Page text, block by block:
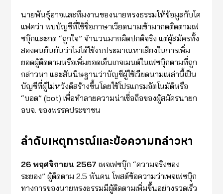
นายพันธุ์อาจและทีมงานของนายทรงธรรมให้ข้อมูลกับโค
แฟคว่า พบบัญชีที่ใช้ชื่อภาษาเวียดนามเข้ามากดติดตามเฟ
ซบุ๊กและกด “ถูกใจ” จำนวนมากผิดปกติจริง แต่ผู้สมัครทั้ง
สองคนยืนยันว่าไม่ได้ใช้งบประมาณหาเสียงในการเพิ่ม
ยอดผู้ติดตามหรือเพิ่มยอดเอ็นเกจเมนต์ในเฟซบุ๊กตามที่ถูก
กล่าวหา และสันนิษฐานว่าบัญชีผู้ใช้เวียดนามเหล่านี้เป็น
บัญชีที่ผู้ไม่หวังดีสร้างขึ้นโดยใช้โปรแกรมอัตโนมัติหรือ
“บอต” (bot) เพื่อทำลายความน่าเชื่อถือของผู้สมัครนายก
อบจ. ของพรรคประชาชน
ลำดับเหตุการณ์และข้อความกล่าวหา
26 พฤศจิกายน 2567 เพจเฟซบุ๊ก “ความจริงของ
ระยอง” ผู้ติดตาม 2.5 พันคน โพสต์ข้อความว่าเพจเฟซบุ๊ก
ทางการของนายทรงธรรมมีผู้ติดตามเพิ่มขึ้นอย่างรวดเร็ว